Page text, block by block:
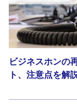
ビジネスホンの
ト、注意点を解